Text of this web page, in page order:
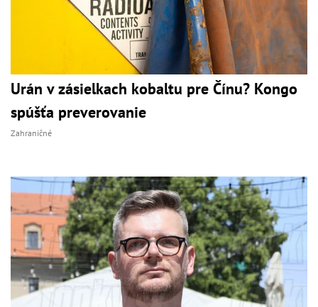
Urán v zásielkach kobaltu pre Čínu? Kongo
spúšťa preverovanie
Zahraničné